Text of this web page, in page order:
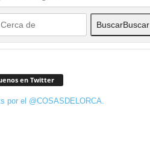
BuscarBuscar
en Twitter
por el @COSASDELORCA.